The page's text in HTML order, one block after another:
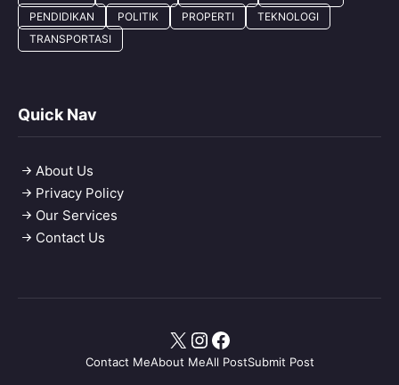
PENDIDIKAN
POLITIK PROPERTI
TEKNOLOGI
TRANSPORTASI
Quick Nav
About Us
Privacy Policy
Our Services
Contact Us
Contact MeAbout MeAll PostSubmit Post
X Instagram
Facebook